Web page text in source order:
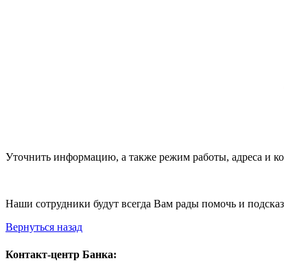
Уточнить информацию, а также режим работы, адреса и
Наши сотрудники будут всегда Вам рады помочь и
Вернуться назад
Контакт-центр Банка: